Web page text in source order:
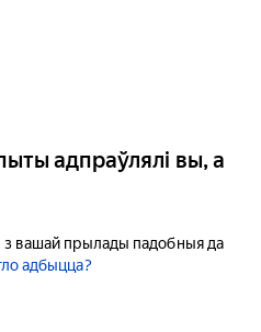
адпраўлялі вы, а
вашай прылады падобныя да
адбыцца?